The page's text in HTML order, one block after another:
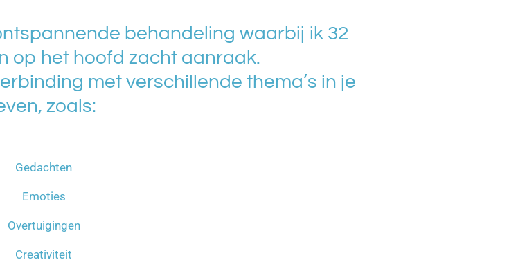
behandeling waarbij ik 32
op het hoofd zacht aanraak.
met verschillende thema’s in je
zoals:
Gedachten
Emoties
Overtuigingen
Creativiteit